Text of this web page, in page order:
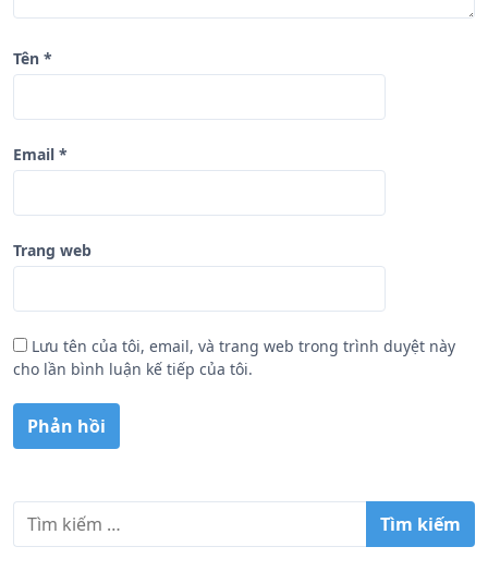
Tên *
Email *
Trang web
Lưu tên của tôi, email, và trang web trong trình duyệt này
cho lần bình luận kế tiếp của tôi.